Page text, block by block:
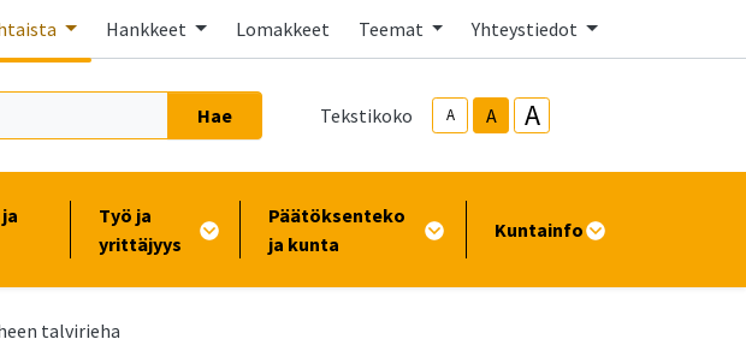
Hankkeet Lomakkeet Teemat Yhteystiedot
Hae Tekstikoko A A A
Työ ja
yrittäjyys
Päätöksenteko
ja kunta
Kuntainfo
talvirieha